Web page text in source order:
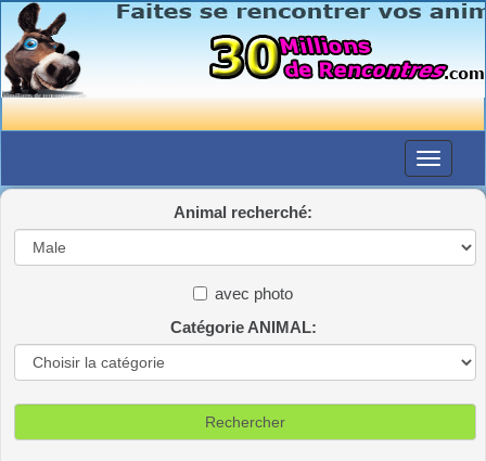
Animal recherché:
avec photo
Catégorie ANIMAL: